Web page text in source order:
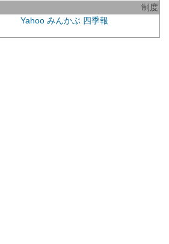
制度
Yahoo みんかぶ 四季報